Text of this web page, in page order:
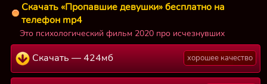
Скачать «Пропавшие девушки» бесплатно на
телефон mp4
Это психологический фильм 2020 про исчезнувших
Скачать — 424мб хорошее качество